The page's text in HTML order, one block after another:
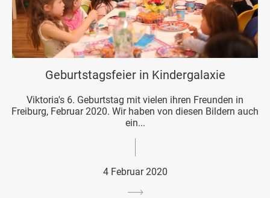
Geburtstagsfeier in Kindergalaxie
Viktoria's 6. Geburtstag mit vielen ihren Freunden in
Freiburg, Februar 2020. Wir haben von diesen Bildern auch
ein...
4 Februar 2020